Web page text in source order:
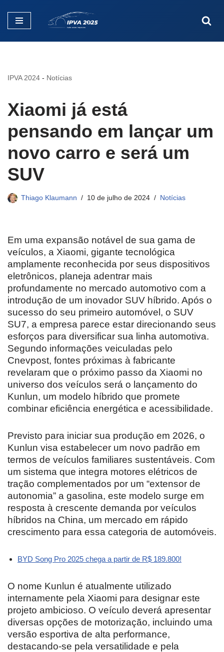
Pular
IPVA 2024 - Notícias
Xiaomi já está
pensando em lançar um
novo carro e será um
SUV
Thiago Klaumann 10 de julho de 2024 Notícias
Em uma expansão notável de sua gama de
veículos, a Xiaomi, gigante tecnológica
amplamente reconhecida por seus dispositivos
eletrônicos, planeja adentrar mais
profundamente no mercado automotivo com a
introdução de um inovador SUV híbrido. Após o
sucesso do seu primeiro automóvel, o SUV
SU7, a empresa parece estar direcionando seus
esforços para diversificar sua linha automotiva.
Segundo informações veiculadas pelo
Cnevpost, fontes próximas à fabricante
revelaram que o próximo passo da Xiaomi no
universo dos veículos será o lançamento do
Kunlun, um modelo híbrido que promete
combinar eficiência energética e acessibilidade.
Previsto para iniciar sua produção em 2026, o
Kunlun visa estabelecer um novo padrão em
termos de veículos familiares sustentáveis. Com
um sistema que integra motores elétricos de
tração complementados por um “extensor de
autonomia” a gasolina, este modelo surge em
resposta à crescente demanda por veículos
híbridos na China, um mercado em rápido
crescimento para essa categoria de automóveis.
BYD Song Pro 2025 chega a partir de R$ 189.800!
O nome Kunlun é atualmente utilizado
internamente pela Xiaomi para designar este
projeto ambicioso. O veículo deverá apresentar
diversas opções de motorização, incluindo uma
versão esportiva de alta performance,
destacando-se pela versatilidade e pela